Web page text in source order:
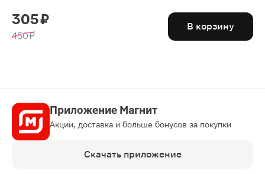
305 ₽
450 ₽
В корзину
Приложение Магнит
Акции, доставка и больше бонусов за покупки
Скачать приложение